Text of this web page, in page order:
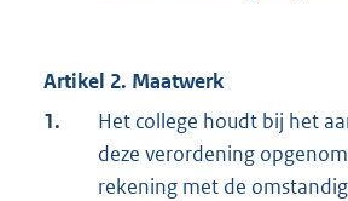
Artikel 2. Maatwerk
1.
Het college houdt bij het
deze verordening
rekening met de